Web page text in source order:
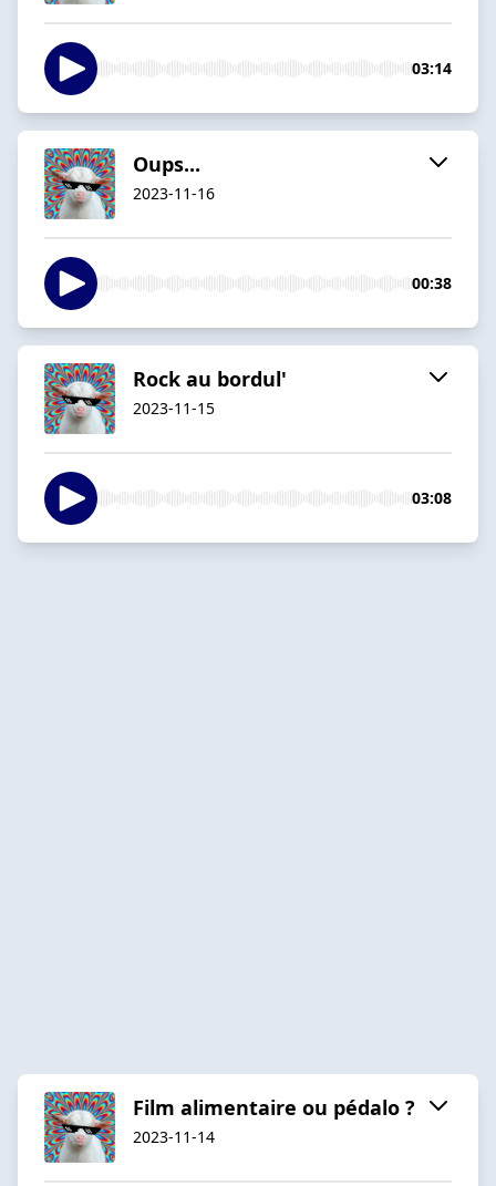
03:14
Oups...
2023-11-16
00:38
Rock au bordul'
2023-11-15
03:08
Film alimentaire ou pédalo ?
2023-11-14